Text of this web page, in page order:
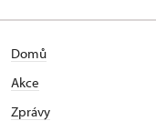
Domů
Akce
Zprávy